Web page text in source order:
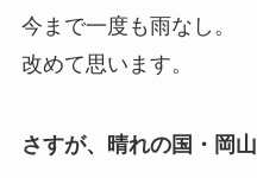
今まで一度も雨なし。
改めて思います。
さすが、晴れの国・岡山